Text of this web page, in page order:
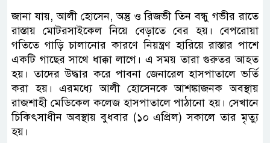
জানা যায়, আলী হোসেন, অন্তু ও রিজভী তিন বন্ধু গভীর রাতে
রাস্তায় মোটরসাইকেল নিয়ে বেড়াতে বের হয়। বেপরোয়া
গতিতে গাড়ি চালানোর কারণে নিয়ন্ত্রণ হারিয়ে রাস্তার পাশে
একটি গাছের সাথে ধাক্কা লাগে। এ সময় তারা গুরুতর আহত
হয়। তাদের উদ্ধার করে পাবনা জেনারেল হাসপাতালে ভর্তি
করা হয়। এরমধ্যে আলী হোসেনকে আশঙ্কাজনক অবস্থায়
রাজশাহী মেডিকেল কলেজ হাসপাতালে পাঠানো হয়। সেখানে
চিকিৎসাধীন অবস্থায় বুধবার (১০ এপ্রিল) সকালে তার মৃত্যু
হয়।